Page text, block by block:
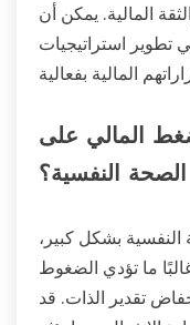
المالية. يمكن أن
تطوير استراتيجيات
المالي على
الصحة النفسية؟
بشكل كبير،
ما تؤدي الضغوط
تقدير الذات. قد